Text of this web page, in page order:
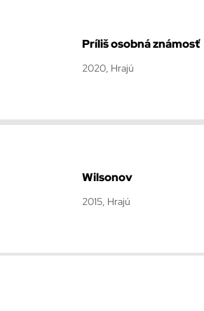
Príliš osobná známosť
2020, Hrajú
Wilsonov
2015, Hrajú